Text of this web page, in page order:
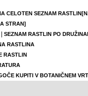
CELOTEN SEZNAM RASTLIN
STRAN]
SEZNAM RASTLIN PO
RASTLINA
RASTLIN
KUPITI V BOTANIČNEM